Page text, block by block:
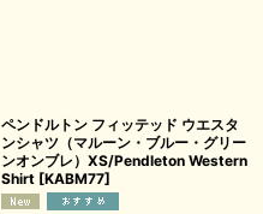
ペンドルトン フィッテッド ウエスタ
ンシャツ（マルーン・ブルー・グリー
ンオンブレ）XS/Pendleton Western
Shirt [KABM77]